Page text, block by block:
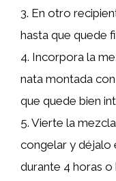
3. En otro
hasta que quede
4. Incorpora la
nata montada
que quede bien
5. Vierte la
congelar y déjalo
durante 4 horas